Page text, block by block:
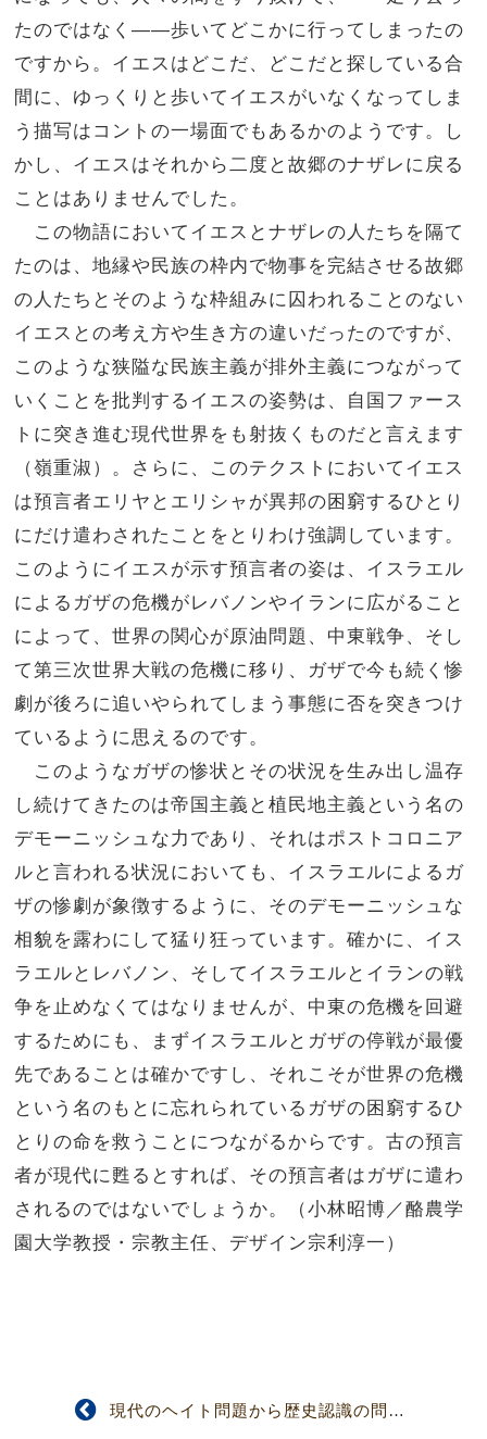
たのではなく――歩いてどこかに行ってしまったの
ですから。イエスはどこだ、どこだと探している合
間に、ゆっくりと歩いてイエスがいなくなってしま
う描写はコントの一場面でもあるかのようです。し
かし、イエスはそれから二度と故郷のナザレに戻る
ことはありませんでした。
この物語においてイエスとナザレの人たちを隔て
たのは、地縁や民族の枠内で物事を完結させる故郷
の人たちとそのような枠組みに囚われることのない
イエスとの考え方や生き方の違いだったのですが、
このような狭隘な民族主義が排外主義につながって
いくことを批判するイエスの姿勢は、自国ファース
トに突き進む現代世界をも射抜くものだと言えます
（嶺重淑）。さらに、このテクストにおいてイエス
は預言者エリヤとエリシャが異邦の困窮するひとり
にだけ遣わされたことをとりわけ強調しています。
このようにイエスが示す預言者の姿は、イスラエル
によるガザの危機がレバノンやイランに広がること
によって、世界の関心が原油問題、中東戦争、そし
て第三次世界大戦の危機に移り、ガザで今も続く惨
劇が後ろに追いやられてしまう事態に否を突きつけ
ているように思えるのです。
このようなガザの惨状とその状況を生み出し温存
し続けてきたのは帝国主義と植民地主義という名の
デモーニッシュな力であり、それはポストコロニア
ルと言われる状況においても、イスラエルによるガ
ザの惨劇が象徴するように、そのデモーニッシュな
相貌を露わにして猛り狂っています。確かに、イス
ラエルとレバノン、そしてイスラエルとイランの戦
争を止めなくてはなりませんが、中東の危機を回避
するためにも、まずイスラエルとガザの停戦が最優
先であることは確かですし、それこそが世界の危機
という名のもとに忘れられているガザの困窮するひ
とりの命を救うことにつながるからです。古の預言
者が現代に甦るとすれば、その預言者はガザに遣わ
されるのではないでしょうか。（小林昭博／酪農学
園大学教授・宗教主任、デザイン宗利淳一 ）
現代のヘイト問題から歴史認識の問題へ